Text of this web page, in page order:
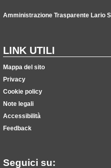
Amministrazione Trasparente Lario
LINK UTILI
Mappa del sito
Privacy
Cookie policy
Note legali
Accessibilità
Feedback
Seguici su: